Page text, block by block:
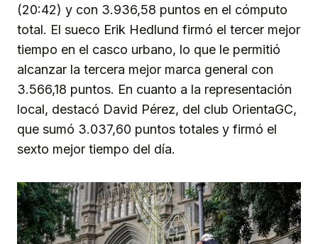
(20:42) y con 3.936,58 puntos en el cómputo
total. El sueco Erik Hedlund firmó el tercer mejor
tiempo en el casco urbano, lo que le permitió
alcanzar la tercera mejor marca general con
3.566,18 puntos. En cuanto a la representación
local, destacó David Pérez, del club OrientaGC,
que sumó 3.037,60 puntos totales y firmó el
sexto mejor tiempo del día.